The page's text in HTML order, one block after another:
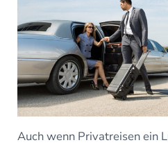
Auch wenn Privatreisen ein